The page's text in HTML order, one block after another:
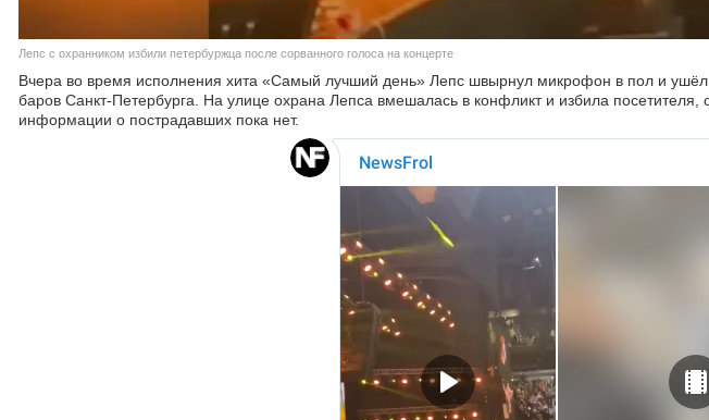
Лепс с охранником избили петербуржца после сорванного голоса на концерте
Вчера во время исполнения хита «Самый лучший день» Лепс швырнул микрофон в пол и
баров Санкт-Петербурга. На улице охрана Лепса вмешалась в конфликт и избила
информации о пострадавших пока нет.